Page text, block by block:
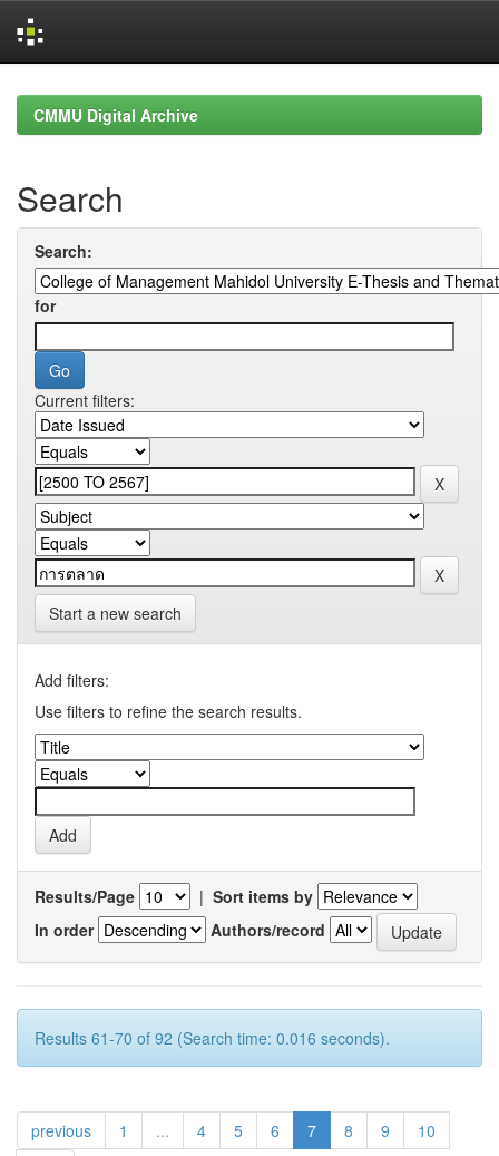
navigationCMMU Digital Archive
Search
Search:
for
Current filters:
Start a new search
Add filters:
Use filters to refine the search results.
Results/Page | Sort items by
In order
Authors/record
Results 61-70 of 92 (Search time: 0.016 seconds).
previous 1 ... 4 5 6 7 8 9
10